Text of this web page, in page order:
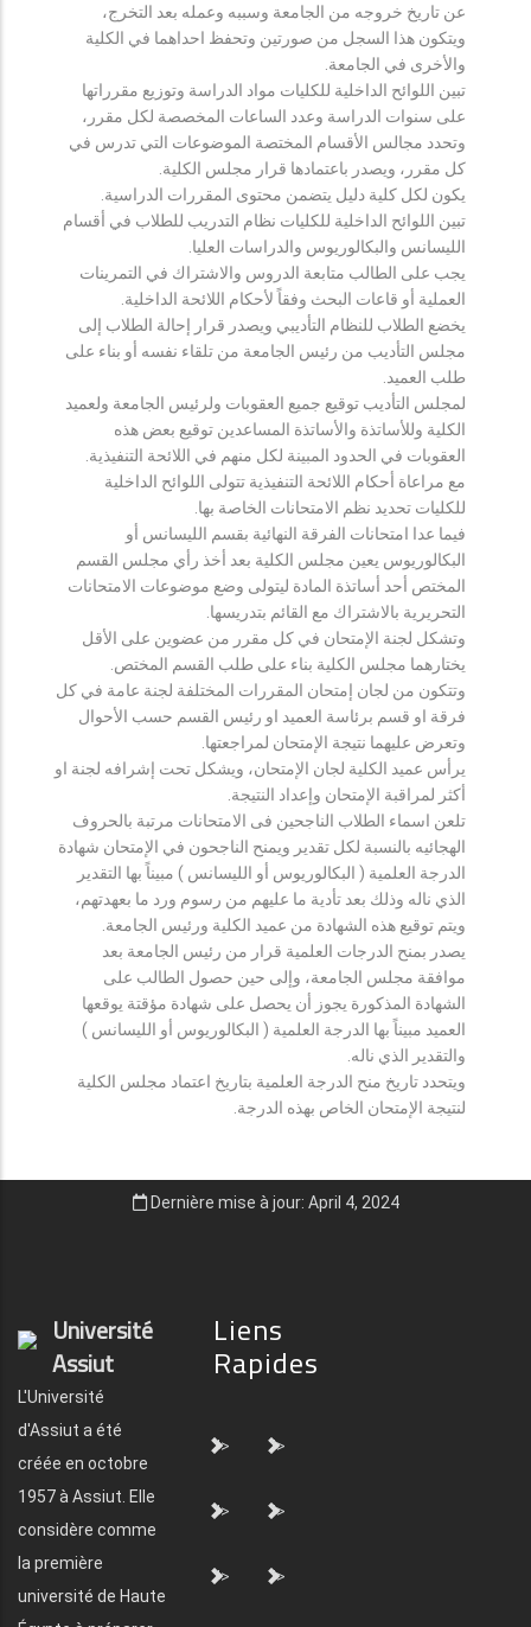
عن تاريخ خروجه من الجامعة وسببه وعمله بعد التخرج،
ويتكون هذا السجل من صورتين وتحفظ احداهما في الكلية
والأخرى في الجامعة.
تبين اللوائح الداخلية للكليات مواد الدراسة وتوزيع مقرراتها
على سنوات الدراسة وعدد الساعات المخصصة لكل مقرر،
وتحدد مجالس الأقسام المختصة الموضوعات التي تدرس في
كل مقرر، ويصدر باعتمادها قرار مجلس الكلية.
يكون لكل كلية دليل يتضمن محتوى المقررات الدراسية.
تبين اللوائح الداخلية للكليات نظام التدريب للطلاب في أقسام
الليسانس والبكالوريوس والدراسات العليا.
يجب على الطالب متابعة الدروس والاشتراك في التمرينات
العملية أو قاعات البحث وفقاً لأحكام اللائحة الداخلية.
يخضع الطلاب للنظام التأديبي ويصدر قرار إحالة الطلاب إلى
مجلس التأديب من رئيس الجامعة من تلقاء نفسه أو بناء على
طلب العميد.
لمجلس التأديب توقيع جميع العقوبات ولرئيس الجامعة ولعميد
الكلية وللأساتذة والأساتذة المساعدين توقيع بعض هذه
العقوبات في الحدود المبينة لكل منهم في اللائحة التنفيذية.
مع مراعاة أحكام اللائحة التنفيذية تتولى اللوائح الداخلية
للكليات تحديد نظم الامتحانات الخاصة بها.
فيما عدا امتحانات الفرقة النهائية بقسم الليسانس أو
البكالوريوس يعين مجلس الكلية بعد أخذ رأي مجلس القسم
المختص أحد أساتذة المادة ليتولى وضع موضوعات الامتحانات
التحريرية بالاشتراك مع القائم بتدريسها.
وتشكل لجنة الإمتحان في كل مقرر من عضوين على الأقل
يختارهما مجلس الكلية بناء على طلب القسم المختص.
وتتكون من لجان إمتحان المقررات المختلفة لجنة عامة في كل
فرقة او قسم برئاسة العميد او رئيس القسم حسب الأحوال
وتعرض عليهما نتيجة الإمتحان لمراجعتها.
يرأس عميد الكلية لجان الإمتحان، ويشكل تحت إشرافه لجنة او
أكثر لمراقبة الإمتحان وإعداد النتيجة.
تلعن اسماء الطلاب الناجحين فى الامتحانات مرتبة بالحروف
الهجائيه بالنسبة لكل تقدير ويمنح الناجحون في الإمتحان شهادة
الدرجة العلمية ( البكالوريوس أو الليسانس ) مبيناً بها التقدير
الذي ناله وذلك بعد تأدية ما عليهم من رسوم ورد ما بعهدتهم،
ويتم توقيع هذه الشهادة من عميد الكلية ورئيس الجامعة.
يصدر بمنح الدرجات العلمية قرار من رئيس الجامعة بعد
موافقة مجلس الجامعة، وإلى حين حصول الطالب على
الشهادة المذكورة يجوز أن يحصل على شهادة مؤقتة يوقعها
العميد مبيناً بها الدرجة العلمية ( البكالوريوس أو الليسانس )
والتقدير الذي ناله.
ويتحدد تاريخ منح الدرجة العلمية بتاريخ اعتماد مجلس الكلية
لنتيجة الإمتحان الخاص بهذه الدرجة.
Dernière mise à jour: April 4, 2024
Université
Assiut
L'Université
d'Assiut a été
créée en octobre
1957 à Assiut. Elle
considère comme
la première
université de Haute
Liens
Rapides
"> ">
"> ">
"> ">